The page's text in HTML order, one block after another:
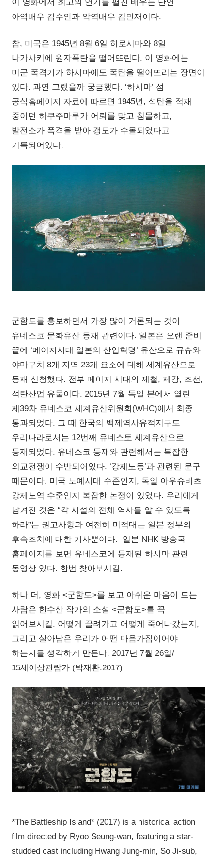
이 영화에서 최고의 연기를 펼친 배우는 단연
아역배우 김수안과 악역배우 김민재이다.
참, 미국은 1945년 8월 6일 히로시마와 8일
나가사키에 원자폭탄을 떨어뜨린다. 이 영화에는
미군 폭격기가 하시마에도 폭탄을 떨어뜨리는 장면이
있다. 과연 그랬을까 궁금했다. ‘하시마’ 섬
공식홈페이지 자료에 따르면 1945년, 석탄을 적재
중이던 하쿠주마루가 어뢰를 맞고 침몰하고,
발전소가 폭격을 받아 갱도가 수몰되었다고
기록되어있다.
군함도를 홍보하면서 가장 많이 거론되는 것이
유네스코 문화유산 등재 관련이다. 일본은 오랜 준비
끝에 ‘메이지시대 일본의 산업혁명’ 유산으로 규슈와
야마구치 8개 지역 23개 요소에 대해 세계유산으로
등재 신청했다. 전부 메이지 시대의 제철, 제강, 조선,
석탄산업 유물이다. 2015년 7월 독일 본에서 열린
제39차 유네스코 세계유산위원회(WHC)에서 최종
통과되었다. 그 때 한국의 백제역사유적지구도
우리나라로서는 12번째 유네스토 세계유산으로
등재되었다. 유네스코 등재와 관련해서는 복잡한
외교전쟁이 수반되어있다. ‘강제노동’과 관련된 문구
때문이다. 미국 노예시대 수준인지, 독일 아우슈비츠
강제노역 수준인지 복잡한 논쟁이 있었다. 우리에게
남겨진 것은 “각 시설의 전체 역사를 알 수 있도록
하라”는 권고사항과 여전히 미적대는 일본 정부의
후속조치에 대한 기사뿐이다. 일본 NHK 방송국
홈페이지를 보면 유네스코에 등재된 하시마 관련
동영상 있다. 한번 찾아보시길.
하나 더, 영화 <군함도>를 보고 아쉬운 마음이 드는
사람은 한수산 작가의 소설 <군함도>를 꼭
읽어보시길. 어떻게 끌려가고 어떻게 죽어나갔는지,
그리고 살아남은 우리가 어떤 마음가짐이어야
하는지를 생각하게 만든다. 2017년 7월 26일/
15세이상관람가 (박재환.2017)
*The Battleship Island* (2017) is a historical action
film directed by Ryoo Seung-wan, featuring a star-
studded cast including Hwang Jung-min, So Ji-sub,